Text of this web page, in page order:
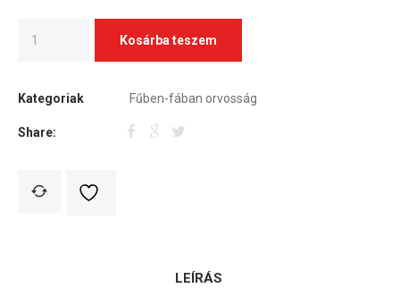
Kosárba teszem
Kategoriak Fűben-fában orvosság
Share:
LEÍRÁS